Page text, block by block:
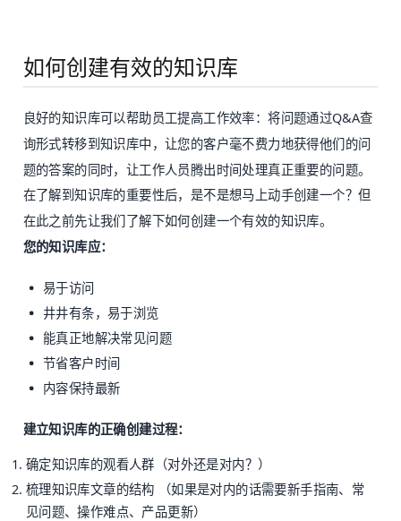
如何创建有效的知识库
良好的知识库可以帮助员工提高工作效率：将问题通过Q&A查
询形式转移到知识库中，让您的客户毫不费力地获得他们的问
题的答案的同时，让工作人员腾出时间处理真正重要的问题。
在了解到知识库的重要性后，是不是想马上动手创建一个？但
在此之前先让我们了解下如何创建一个有效的知识库。
您的知识库应：
易于访问
井井有条，易于浏览
能真正地解决常见问题
节省客户时间
内容保持最新
建立知识库的正确创建过程：
确定知识库的观看人群（对外还是对内？）
梳理知识库文章的结构 （如果是对内的话需要新手指南、常
见问题、操作难点、产品更新）